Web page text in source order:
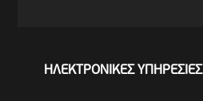
ΗΛΕΚΤΡΟΝΙΚΕΣ ΥΠΗΡΕΣΙΕΣ